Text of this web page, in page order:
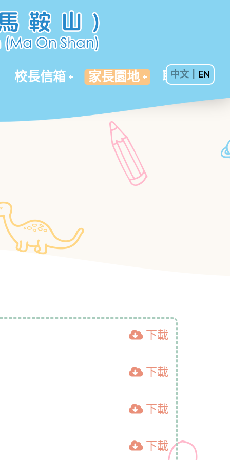
校長信箱 家長園地 聯絡我們
中文 EN
下載
下載
下載
下載